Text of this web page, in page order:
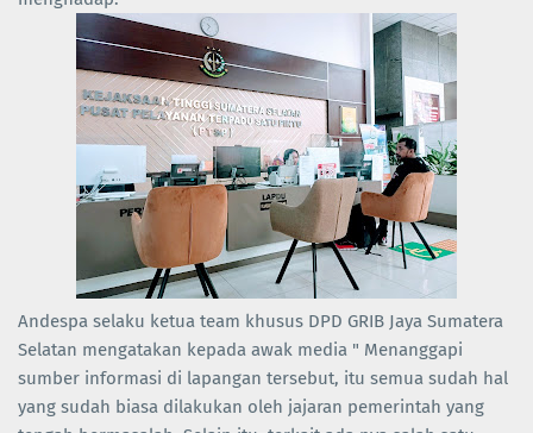
Andespa selaku ketua team khusus DPD GRIB Jaya Sumatera
Selatan mengatakan kepada awak media " Menanggapi
sumber informasi di lapangan tersebut, itu semua sudah hal
yang sudah biasa dilakukan oleh jajaran pemerintah yang